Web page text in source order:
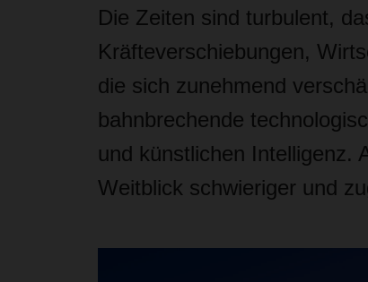
Die Zeiten sind turbulent,
Kräfteverschiebungen,
die sich zunehmend
bahnbrechende
und künstlichen Intelligenz.
Weitblick schwieriger und